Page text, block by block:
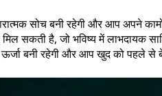
बनी रहेगी और आप अपने कामों
सकती है, जो भविष्य में लाभदायक
ऊर्जा बनी रहेगी और आप खुद को पहले